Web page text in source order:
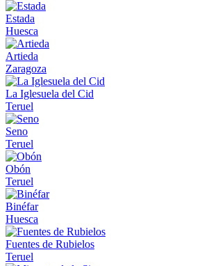
Estada
Huesca
Artieda
Zaragoza
La Iglesuela del Cid
Teruel
Seno
Teruel
Obón
Teruel
Binéfar
Huesca
Fuentes de Rubielos
Teruel